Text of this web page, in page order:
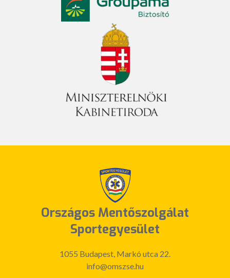
Országos Mentőszolgálat
Sportegyesület
1055 Budapest, Markó utca 22.
info@omszse.hu